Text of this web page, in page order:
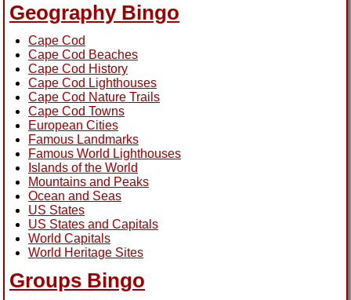
Geography Bingo
Cape Cod
Cape Cod Beaches
Cape Cod History
Cape Cod Lighthouses
Cape Cod Nature Trails
Cape Cod Towns
European Cities
Famous Landmarks
Famous World Lighthouses
Islands of the World
Mountains and Peaks
Ocean and Seas
US States
US States and Capitals
World Capitals
World Heritage Sites
Groups Bingo